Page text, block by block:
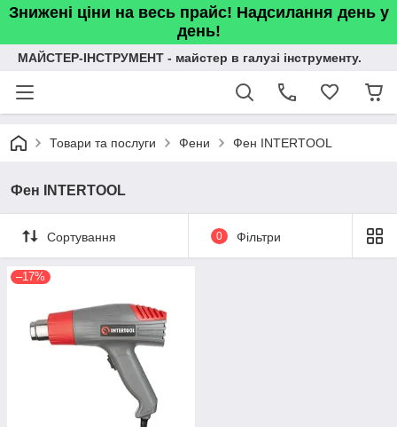
Знижені ціни на весь прайс! Надсилання день у
день!
МАЙСТЕР-ІНСТРУМЕНТ - майстер в галузі інструменту.
Товари та послуги Фени Фен INTERTOOL
Фен INTERTOOL
Сортування 0 Фільтри
–17%